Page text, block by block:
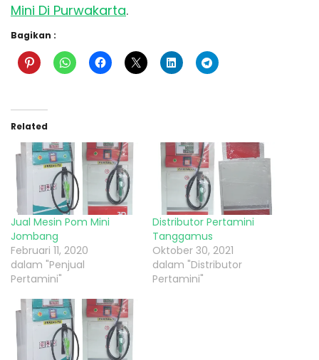
Mini Di Purwakarta.
Bagikan :
Related
Jual Mesin Pom Mini
Jombang
Februari 11, 2020
dalam "Penjual
Pertamini"
Distributor Pertamini
Tanggamus
Oktober 30, 2021
dalam "Distributor
Pertamini"